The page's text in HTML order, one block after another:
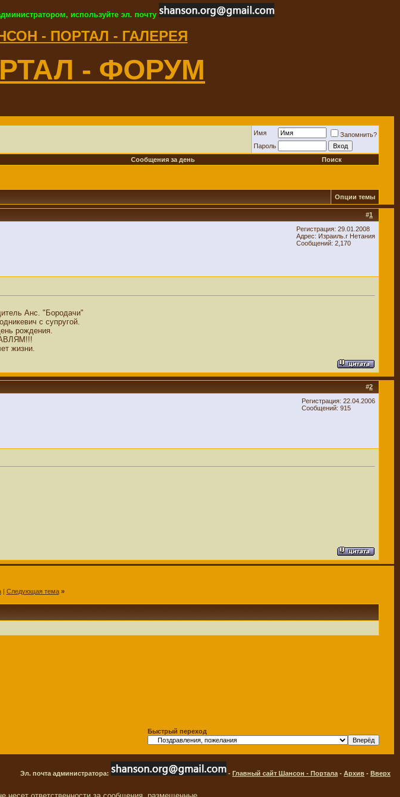
используйте эл. почту
- ПОРТАЛ - ГАЛЕРЕЯ
- ФОРУМ
Имя
Запомнить?
Пароль
Сообщения за день Поиск
Опции темы
#1
Регистрация: 29.01.2008
Адрес: Израиль.г Нетания
Сообщений: 2,170
Анс. "Бородачи"
с супругой.
рождения.
жизни.
#2
Регистрация: 22.04.2006
Сообщений: 915
| Следующая тема »
Быстрый переход
Эл. почта администратора: - Главный сайт Шансон - Портала - Архив - Вверх